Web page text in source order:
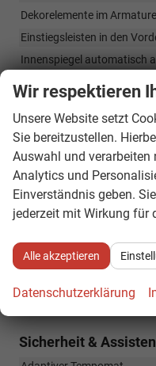
Dekorelemente im
Einstiegsleisten in den
Innenspiegel automatisch
Mittelarmlehne vorne
Radlaufschutz
Regenschirm unter dem
Vordersitze beheizbar mit
Care Connect 3 Jahre
Wireless SmartLink (Apple
Sicherheit &
Wir respektieren
Unsere Website setzt
Sie bereitzustellen.
Auswahl und verarbeiten
Analytics und
Einverständnis geben.
jederzeit mit Wirkung für
Alle akzeptieren
Datenschutzerklärung